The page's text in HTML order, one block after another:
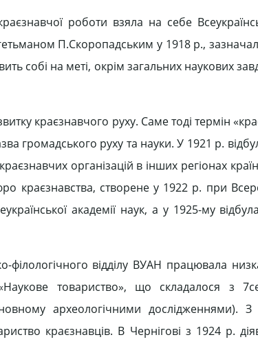
роботи взяла на себе
П.Скоропадським у 1918 p.,
собі на меті, окрім загальних наукових
краєзнавчого руху. Саме тоді термін
громадського руху та науки. У 1921 р.
організацій в інших регіонах
краєзнавства, створене у 1922 р. при
академії наук, а у 1925-му
філологічного відділу ВУАН працювала
товариство», що складалося з
археологічними дослідженнями).
краєзнавців. В Чернігові з 1924 р. діяв